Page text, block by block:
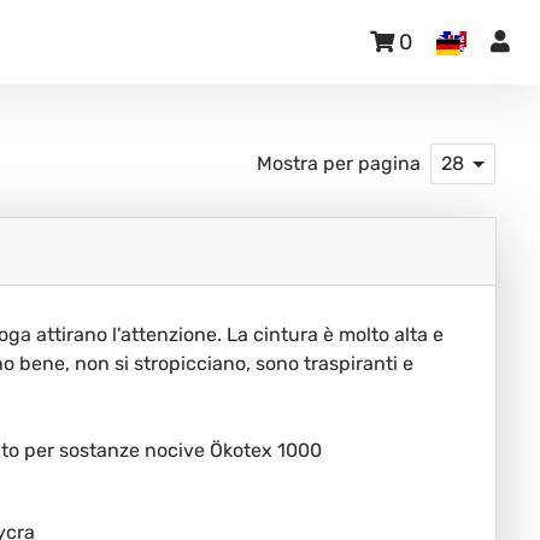
0
Mostra per pagina 28
attirano l'attenzione. La cintura è molto alta e
bene, non si stropicciano, sono traspiranti e
per sostanze nocive Ökotex 1000